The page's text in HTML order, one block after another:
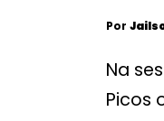
Por
Na
Picos